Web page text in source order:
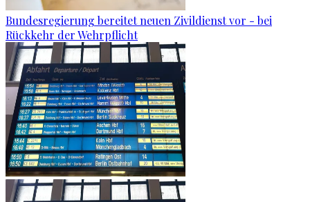
Bundesregierung bereitet neuen Zivildienst vor - bei
Rückkehr der Wehrpflicht